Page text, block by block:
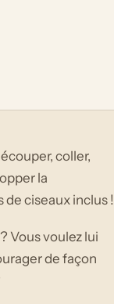
coller,
la
ciseaux inclus !
Vous voulez lui
de façon